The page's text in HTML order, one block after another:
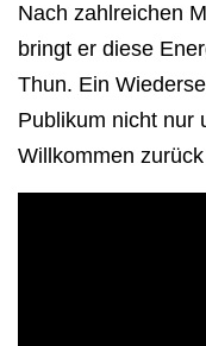
Nach zahlreichen
bringt er diese
Thun. Ein
Publikum nicht nur
Willkommen